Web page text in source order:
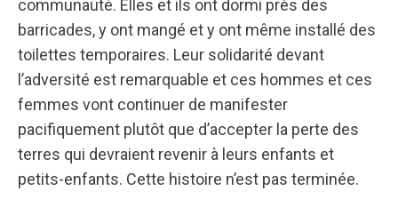
communauté. Elles et ils ont dormi près des
barricades, y ont mangé et y ont même installé des
toilettes temporaires. Leur solidarité devant
l’adversité est remarquable et ces hommes et ces
femmes vont continuer de manifester
pacifiquement plutôt que d’accepter la perte des
terres qui devraient revenir à leurs enfants et
petits-enfants. Cette histoire n’est pas terminée.